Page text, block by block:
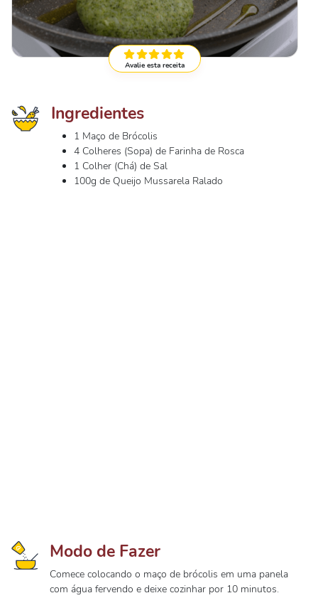
Avalie esta receita
Ingredientes
1 Maço de Brócolis
4 Colheres (Sopa) de Farinha de Rosca
1 Colher (Chá) de Sal
100g de Queijo Mussarela Ralado
Modo de Fazer
Comece colocando o maço de brócolis em uma panela
com água fervendo e deixe cozinhar por 10 minutos.